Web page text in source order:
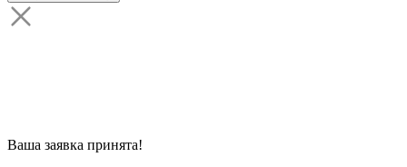
Ваша заявка принята!